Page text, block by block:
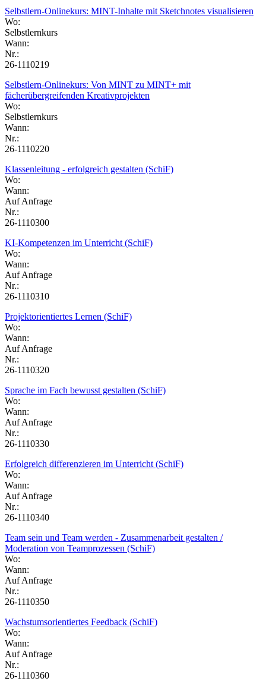
Selbstlern-Onlinekurs: MINT-Inhalte mit Sketchnotes visualisieren
Wo:
Selbstlernkurs
Wann:
Nr.:
26-1110219
Selbstlern-Onlinekurs: Von MINT zu MINT+ mit
fächerübergreifenden Kreativprojekten
Wo:
Selbstlernkurs
Wann:
Nr.:
26-1110220
Klassenleitung - erfolgreich gestalten (SchiF)
Wo:
Wann:
Auf Anfrage
Nr.:
26-1110300
KI-Kompetenzen im Unterricht (SchiF)
Wo:
Wann:
Auf Anfrage
Nr.:
26-1110310
Projektorientiertes Lernen (SchiF)
Wo:
Wann:
Auf Anfrage
Nr.:
26-1110320
Sprache im Fach bewusst gestalten (SchiF)
Wo:
Wann:
Auf Anfrage
Nr.:
26-1110330
Erfolgreich differenzieren im Unterricht (SchiF)
Wo:
Wann:
Auf Anfrage
Nr.:
26-1110340
Team sein und Team werden - Zusammenarbeit gestalten /
Moderation von Teamprozessen (SchiF)
Wo:
Wann:
Auf Anfrage
Nr.:
26-1110350
Wachstumsorientiertes Feedback (SchiF)
Wo:
Wann:
Auf Anfrage
Nr.:
26-1110360